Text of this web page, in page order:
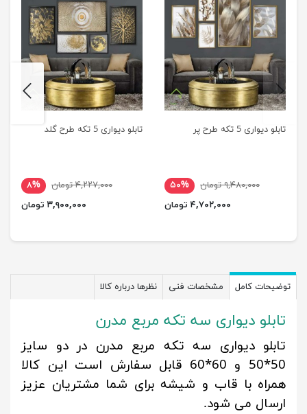
تابلو دیواری 5 تکه طرح پر
۹,۴۸۰,۰۰۰ تومان
۵۰%
۴,۷۰۲,۰۰۰ تومان
تابلو دیواری 5 تکه طرح گلد
۴,۲۲۷,۰۰۰ تومان
۸%
۳,۹۰۰,۰۰۰ تومان
previus
توضیحات کامل مشخصات فنی نظرها درباره کالا
تابلو دیواری سه تکه مربع مدرن
تابلو دیواری سه تکه مربع مدرن در دو سایز
50*50 و 60*60 قابل سفارش است این کالا
همراه با قاب و شیشه برای شما مشتریان عزیز
ارسال می شود.